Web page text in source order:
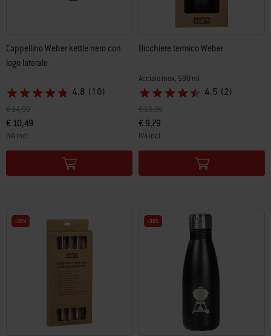
Cappellino Weber kettle nero con
logo laterale
4.8 (10)
Prezzo ridotto da
€ 14,99a
€ 10,49
IVA incl.
Color Options
Bicchiere termico Weber
Acciaio inox, 590 ml
4.5 (2)
Prezzo ridotto da
€ 13,99a
€ 9,79
IVA incl.
Color Options
-30% -30%